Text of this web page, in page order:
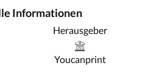
Informationen
Herausgeber
Youcanprint